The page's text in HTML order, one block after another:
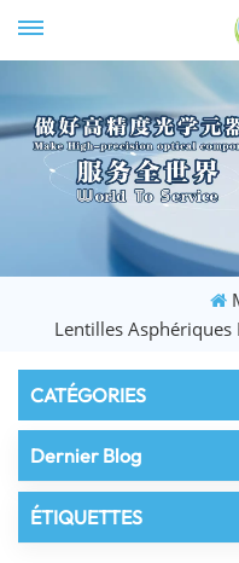
Lentilles Asphériques
CATÉGORIES
Dernier Blog
ÉTIQUETTES